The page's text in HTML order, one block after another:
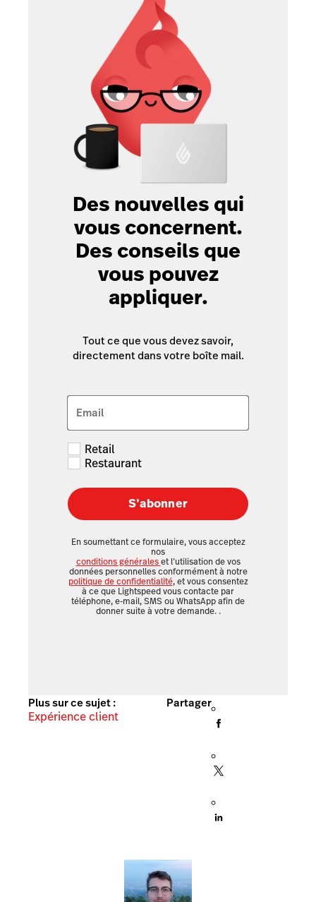
Des nouvelles qui
vous concernent.
Des conseils que
vous pouvez
appliquer.
Tout ce que vous devez savoir,
directement dans votre boîte mail.
Email
Retail
Restaurant
S’abonner
En soumettant ce formulaire, vous acceptez
nos
conditions généraleset l’utilisation de vos
données personnelles conformément à notre
politique de confidentialité, et vous consentez
à ce que Lightspeed vous contacte par
téléphone, e-mail, SMS ou WhatsApp afin de
donner suite à votre demande. .
Plus sur ce sujet :
Expérience client
Partager